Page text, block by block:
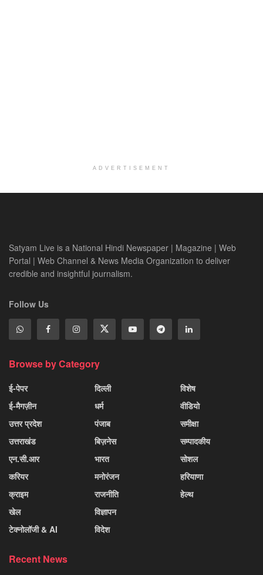
ADVERTISEMENT
Satyam Live is a National Hindi Newspaper | Magazine | Web
Portal | Web Channel & News Media Organization to deliver
credible and insightful journalism.
Follow Us
Browse by Category
ई-पेपर
ई-मैगज़ीन
उत्तर प्रदेश
उत्तराखंड
एन.सी.आर
करियर
क्राइम
खेल
टेक्नोलॉजी & AI
दिल्ली
धर्म
पंजाब
बिज़नेस
भारत
मनोरंजन
राजनीति
विज्ञापन
विदेश
विशेष
वीडियो
समीक्षा
सम्पादकीय
सोशल
हरियाणा
हेल्थ
Recent News